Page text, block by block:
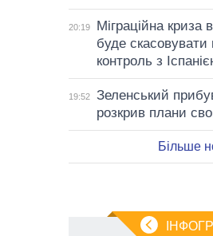
20:19
Міграційна криза
буде
контроль з
19:52
Зеленський
розкрив плани
Більше